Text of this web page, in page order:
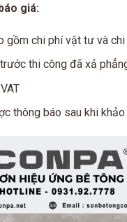
giá:
gồm chi phí vật tư và
thi công đã xả
thông báo sau khi